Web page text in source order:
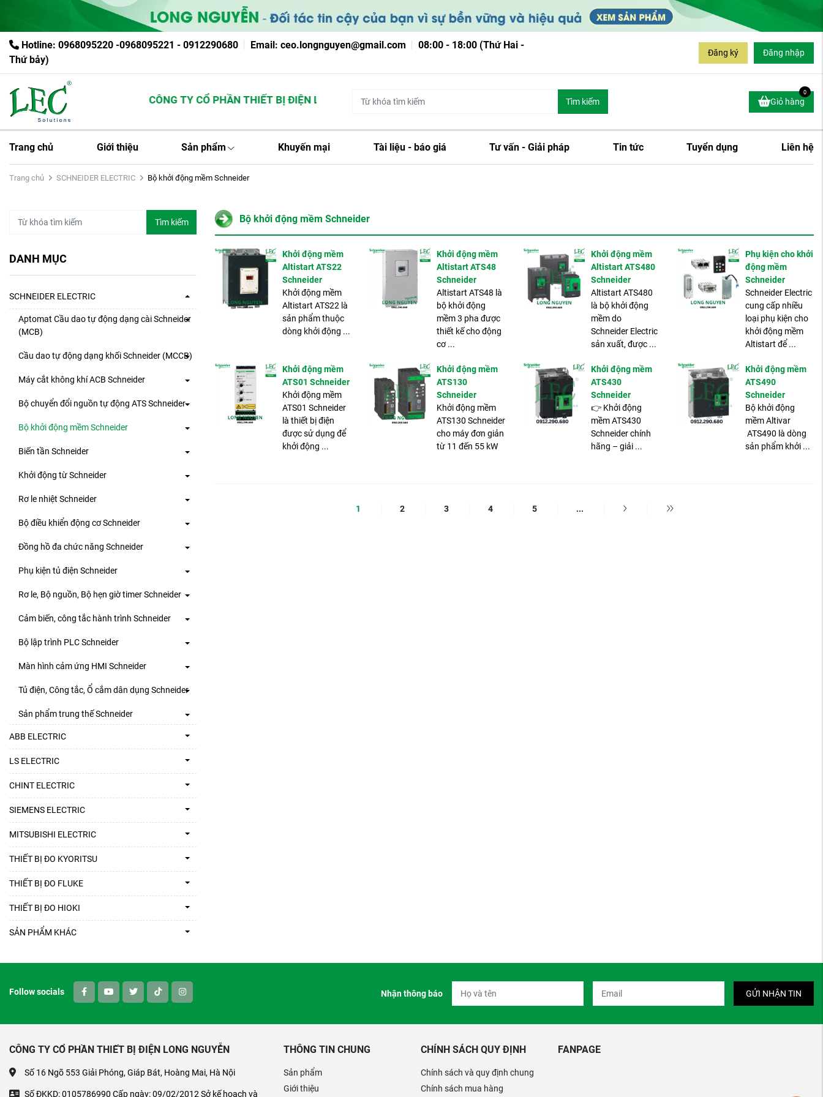
Hotline: 0968095220 -0968095221 - 0912290680 Email: ceo.longnguyen@gmail.com
08:00 - 18:00 (Thứ Hai -
Thứ bảy)
Đăng ký Đăng nhập
CÔNG TY CỔ PHẦN THIẾT BỊ ĐIỆN LONG NGUYỄN Tìm kiếm Giỏ hàng
0
Trang chủ Giới thiệu Sản phẩm Khuyến mại Tài liệu - báo giá Tư vấn - Giải pháp Tin tức Tuyển dụng Liên hệ
Trang chủ SCHNEIDER ELECTRIC Bộ khởi động mềm Schneider
Tìm kiếm
DANH MỤC
SCHNEIDER ELECTRIC
Aptomat Cầu dao tự động dạng cài Schneider
(MCB)
Cầu dao tự động dạng khối Schneider (MCCB)
Máy cắt không khí ACB Schneider
Bộ chuyển đổi nguồn tự động ATS Schneider
Bộ khởi động mềm Schneider
Biến tần Schneider
Khởi động từ Schneider
Rơ le nhiệt Schneider
Bộ điều khiển động cơ Schneider
Đồng hồ đa chức năng Schneider
Phụ kiện tủ điện Schneider
Rơ le, Bộ nguồn, Bộ hẹn giờ timer Schneider
Cảm biến, công tắc hành trình Schneider
Bộ lập trình PLC Schneider
Màn hình cảm ứng HMI Schneider
Tủ điện, Công tắc, Ổ cắm dân dụng Schneider
Sản phẩm trung thế Schneider
ABB ELECTRIC
LS ELECTRIC
CHINT ELECTRIC
SIEMENS ELECTRIC
MITSUBISHI ELECTRIC
THIẾT BỊ ĐO KYORITSU
THIẾT BỊ ĐO FLUKE
THIẾT BỊ ĐO HIOKI
SẢN PHẨM KHÁC
Bộ khởi động mềm Schneider
Khởi động mềm
Altistart ATS22
Schneider
Khởi động mềm
Altistart ATS22 là
sản phẩm thuộc
dòng khởi động ...
Khởi động mềm
Altistart ATS48
Schneider
Altistart ATS48 là
bộ khởi động
mềm 3 pha được
thiết kế cho động
cơ ...
Khởi động mềm
Altistart ATS480
Schneider
Altistart ATS480
là bộ khởi động
mềm do
Schneider Electric
sản xuất, được ...
Phụ kiện cho khởi
động mềm
Schneider
Schneider Electric
cung cấp nhiều
loại phụ kiện cho
khởi động mềm
Altistart để ...
Khởi động mềm
ATS01 Schneider
Khởi động mềm
ATS01 Schneider
là thiết bị điện
được sử dụng để
khởi động ...
Khởi động mềm
ATS130
Schneider
Khởi động mềm
ATS130 Schneider
cho máy đơn giản
từ 11 đến 55 kW
Khởi động mềm
ATS430
Schneider
👉 Khởi động
mềm ATS430
Schneider chính
hãng – giải ...
Khởi động mềm
ATS490
Schneider
Bộ khởi động
mềm Altivar
ATS490 là dòng
sản phẩm khởi ...
1 2 3 4 5 ...
Follow socials Nhận thông báo GỬI NHẬN TIN
CÔNG TY CỔ PHẦN THIẾT BỊ ĐIỆN LONG NGUYỄN
Số 16 Ngõ 553 Giải Phóng, Giáp Bát, Hoàng Mai, Hà Nội
Số ĐKKD: 0105786990 Cấp ngày: 09/02/2012 Sở kế hoạch và
THÔNG TIN CHUNG
Sản phẩm
Giới thiệu
CHÍNH SÁCH QUY ĐỊNH
Chính sách và quy định chung
Chính sách mua hàng
FANPAGE